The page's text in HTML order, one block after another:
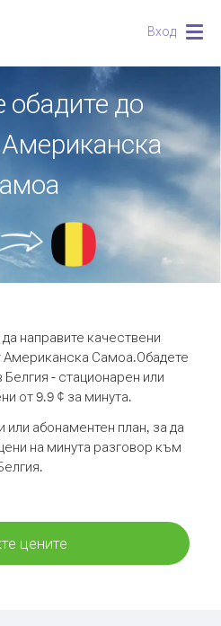
Вход
обадите до
направите качествени
Американска Самоа.Обадете
- стационарен или
от 9.9 ¢ за минута.
или абонаментен план, за да
на минута разговор към
цените